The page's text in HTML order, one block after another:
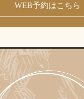
WEB予約はこちら